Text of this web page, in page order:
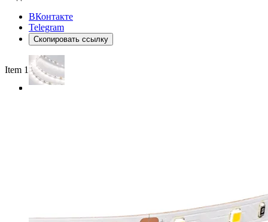
ВКонтакте
Telegram
Скопировать ссылку
Item 1 of 3